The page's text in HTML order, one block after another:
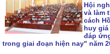
Hội
và làm
cách
huy
đáp
trong giai đoạn hiện nay" năm